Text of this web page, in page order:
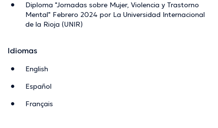
Diploma "Jornadas sobre Mujer, Violencia y Trastorno
Mental" Febrero 2024 por La Universidad Internacional
de la Rioja (UNIR)
Idiomas
English
Español
Français